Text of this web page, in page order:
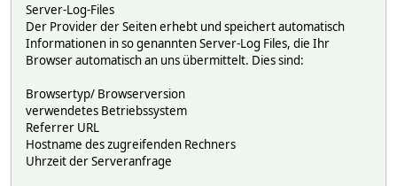
Server-Log-Files
Der Provider der Seiten erhebt und speichert automatisch
Informationen in so genannten Server-Log Files, die Ihr
Browser automatisch an uns übermittelt. Dies sind:
Browsertyp/ Browserversion
verwendetes Betriebssystem
Referrer URL
Hostname des zugreifenden Rechners
Uhrzeit der Serveranfrage